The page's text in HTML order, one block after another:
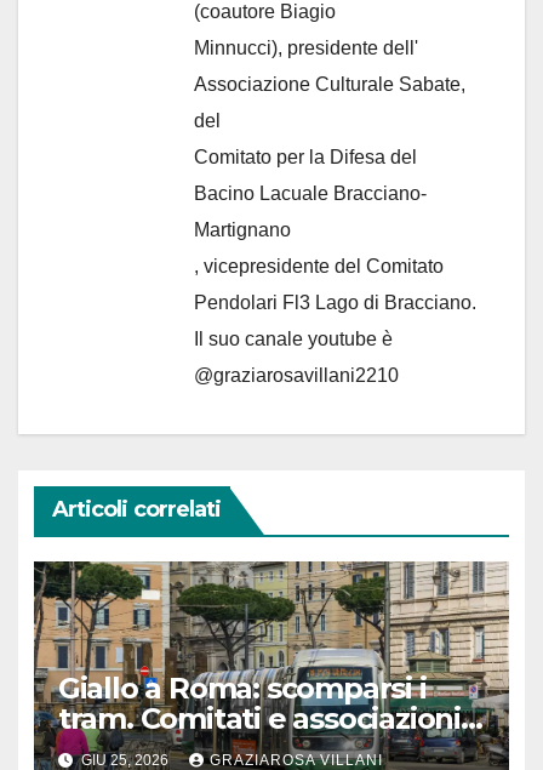
(coautore Biagio
Minnucci), presidente dell'
Associazione Culturale Sabate,
del
Comitato per la Difesa del
Bacino Lacuale Bracciano-
Martignano
, vicepresidente del Comitato
Pendolari Fl3 Lago di Bracciano.
Il suo canale youtube è
@graziarosavillani2210
Articoli correlati
Giallo a Roma: scomparsi i
tram. Comitati e associazioni
in allerta
GIU 25, 2026 GRAZIAROSA VILLANI